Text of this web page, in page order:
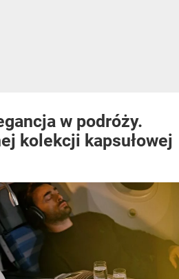
w podróży.
kolekcji kapsułowej